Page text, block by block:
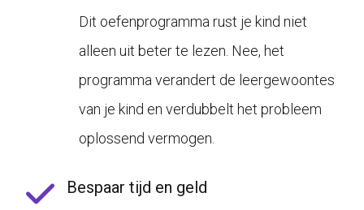
Dit oefenprogramma rust je kind niet
alleen uit beter te lezen. Nee, het
programma verandert de leergewoontes
van je kind en verdubbelt het probleem
oplossend vermogen.
Bespaar tijd en geld